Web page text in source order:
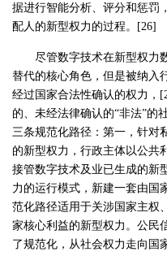
据进行智能分析、评分和惩罚
配人的新型权力的过程。[26]
尽管数字技术在新型权力
替代的核心角色，但是被纳入
经过国家合法性确认的权力，
的、未经法律确认的“非法”的
三条规范化路径：第一，针对
的新型权力，行政主体以公共
接管数字技术及业已生成的新
力的运行模式，新建一套由国
范化路径适用于关涉国家主权
家核心利益的新型权力。公民
了规范化，从社会权力走向国